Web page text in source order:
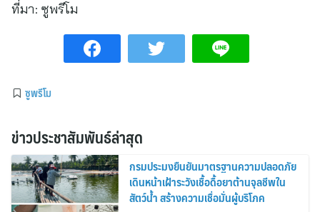
ที่มา: ซูพรีโม
ซูพรีโม
ข่าวประชาสัมพันธ์ล่าสุด
กรมประมงยืนยันมาตรฐานความปลอดภัย
เดินหน้าเฝ้าระวังเชื้อดื้อยาต้านจุลชีพใน
สัตว์น้ำ สร้างความเชื่อมั่นผู้บริโภค